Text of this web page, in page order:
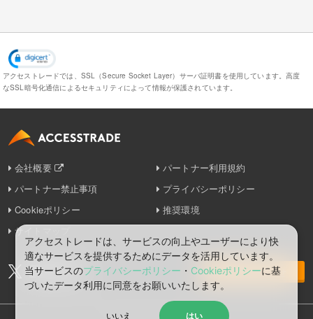
アクセストレードでは、SSL（Secure Socket Layer）サーバ証明書を使用しています。高度
なSSL暗号化通信によるセキュリティによって情報が保護されています。
会社概要
パートナー利用規約
パートナー禁止事項
プライバシーポリシー
Cookieポリシー
推奨環境
サイトマップ
お問い合わせ
アクセストレードは、サービスの向上やユーザーにより快
適なサービスを提供するためにデータを活用しています。
当サービスのプライバシーポリシー ・ Cookieポリシーに基
づいたデータ利⽤に同意をお願いいたします。
いいえ はい